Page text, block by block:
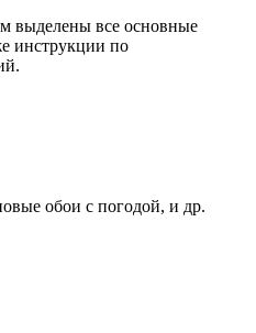
выделены все основные
инструкции по
обои с погодой, и др.